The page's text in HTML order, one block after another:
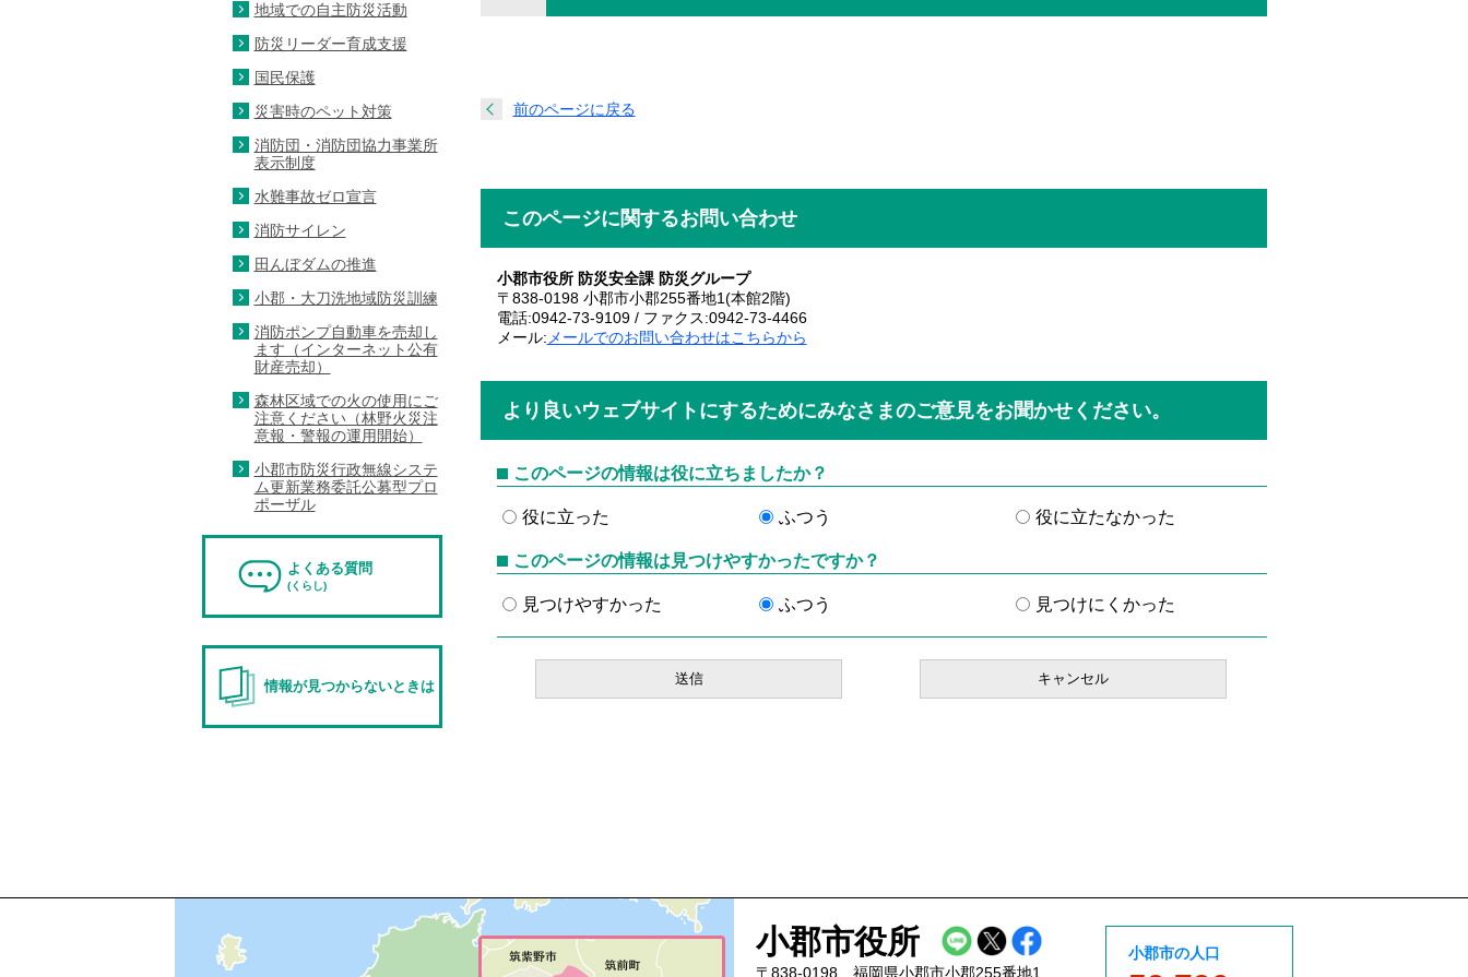
前のページに戻る
このページに関するお問い合わせ
小郡市役所 防災安全課 防災グループ
〒838-0198 小郡市小郡255番地1(本館2階)
電話:0942-73-9109 / ファクス:0942-73-4466
メール: メールでのお問い合わせはこちらから
より良いウェブサイトにするためにみなさまのご意見をお聞かせください。
このページの情報は役に立ちましたか？
役に立った ふつう 役に立たなかった
このページの情報は見つけやすかったですか？
見つけやすかった ふつう 見つけにくかった
地域での自主防災活動
防災リーダー育成支援
国民保護
災害時のペット対策
消防団・消防団協力事業所
表示制度
水難事故ゼロ宣言
消防サイレン
田んぼダムの推進
小郡・大刀洗地域防災訓練
消防ポンプ自動車を売却し
ます（インターネット公有
財産売却）
森林区域での火の使用にご
注意ください（林野火災注
意報・警報の運用開始）
小郡市防災行政無線システ
ム更新業務委託公募型プロ
ポーザル
よくある質問
(くらし)
情報が見つからないときは
小郡市役所
〒838-0198 福岡県小郡市小郡255番地1
小郡市の人口